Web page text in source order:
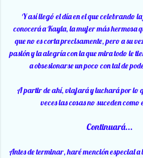
Y así llegó el día en el que celebrando
conocerá a Kayla, la mujer más hermosa
que no es corta precisamente, pero a su
pasión y la alegría con la que mira todo le
a obsesionarse un poco con tal de
A partir de ahí, viajará y luchará por lo
veces las cosas no suceden
Continuará...
Antes de terminar, haré mención especial a